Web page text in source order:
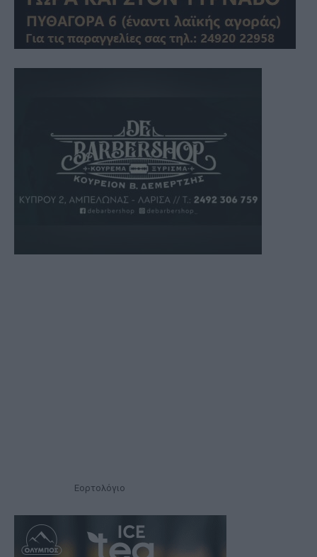
Εορτολόγιο